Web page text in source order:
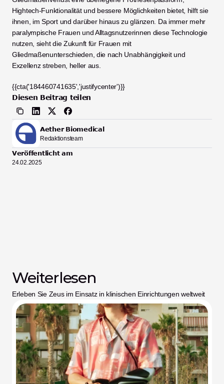
Hightech-Funktionalität und bessere Möglichkeiten bietet, hilft sie
ihnen, im Sport und darüber hinaus zu glänzen. Da immer mehr
paralympische Frauen und Alltagsnutzerinnen diese Technologie
nutzen, sieht die Zukunft für Frauen mit
Gliedmaßenunterschieden, die nach Unabhängigkeit und
Exzellenz streben, heller aus.
{{cta('184460741635','justifycenter')}}
Diesen Beitrag teilen
Aether Biomedical
Redaktionsteam
Veröffentlicht am
24.02.2025
Weiterlesen
Erleben Sie Zeus im Einsatz in klinischen Einrichtungen weltweit